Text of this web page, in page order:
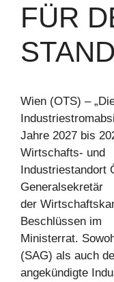
FÜR
Wien (OTS) –
Jahre 2027 bis
Wirtschafts- und
Industriestandort
Generalsekretär
der
Beschlüssen im
Ministerrat.
(SAG) als auch
angekündigte